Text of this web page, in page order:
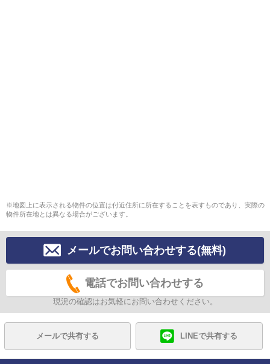
※地図上に表示される物件の位置は付近住所に所在することを表すものであり、実際の
物件所在地とは異なる場合がございます。
メールでお問い合わせする(無料)
電話でお問い合わせする
現況の確認はお気軽にお問い合わせください。
メールで共有する LINEで共有する